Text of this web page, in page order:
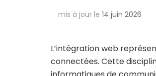
mis à jour le 14 juin 2026
L’intégration web
connectées. Cette